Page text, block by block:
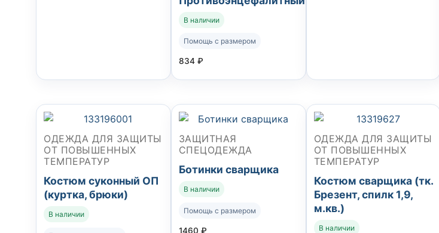
В наличии
Помощь с размером
834 ₽
ОДЕЖДА ДЛЯ ЗАЩИТЫ
ОТ ПОВЫШЕННЫХ
ТЕМПЕРАТУР
Костюм суконный ОП
(куртка, брюки)
В наличии
ЗАЩИТНАЯ
СПЕЦОДЕЖДА
Ботинки сварщика
В наличии
Помощь с размером
1460 ₽
ОДЕЖДА ДЛЯ ЗАЩИТЫ
ОТ ПОВЫШЕННЫХ
ТЕМПЕРАТУР
Костюм сварщика (тк.
Брезент, спилк 1,9,
м.кв.)
В наличии